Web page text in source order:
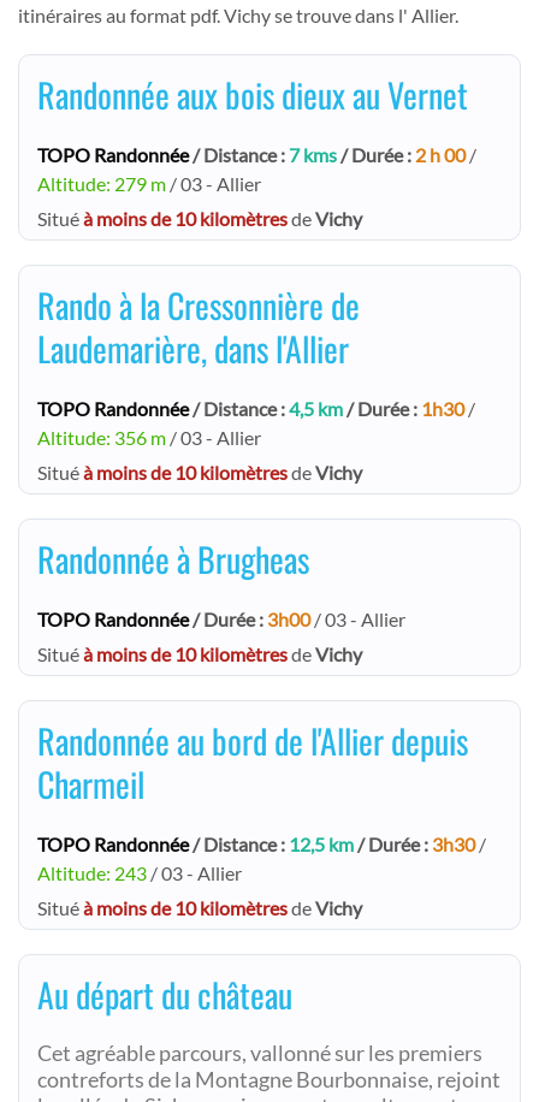
itinéraires au format pdf. Vichy se trouve dans l' Allier.
Randonnée aux bois dieux au Vernet
TOPO Randonnée/ Distance : 7 kms/ Durée : 2 h 00/
Altitude: 279 m / 03 - Allier
Situéà moins de 10 kilomètresdeVichy
Rando à la Cressonnière de
Laudemarière, dans l'Allier
TOPO Randonnée/ Distance :4,5 km/ Durée : 1h30/
Altitude: 356 m / 03 - Allier
Situéà moins de 10 kilomètresdeVichy
Randonnée à Brugheas
TOPO Randonnée/ Durée : 3h00/ 03 - Allier
Situéà moins de 10 kilomètresdeVichy
Randonnée au bord de l'Allier depuis
Charmeil
TOPO Randonnée/ Distance : 12,5 km/ Durée : 3h30/
Altitude: 243 / 03 - Allier
Situéà moins de 10 kilomètresdeVichy
Au départ du château
Cet agréable parcours, vallonné sur les premiers
contreforts de la Montagne Bourbonnaise, rejoint